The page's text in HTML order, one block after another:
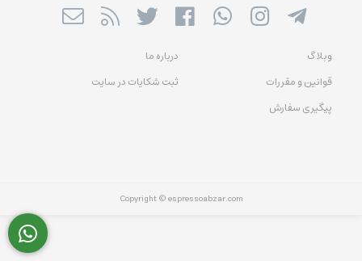
وبلاگ
درباره ما
قوانین و مقررات
ثبت شکایات در سایت
پیگیری سفارش
Copyright © espressoabzar.com